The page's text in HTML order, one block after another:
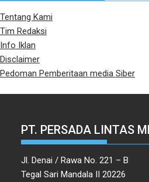
Tentang Kami
Tim Redaksi
Info Iklan
Disclaimer
Pedoman Pemberitaan media Siber
PT. PERSADA LINTAS
Jl. Denai / Rawa No. 221 – B
Tegal Sari Mandala II 20226